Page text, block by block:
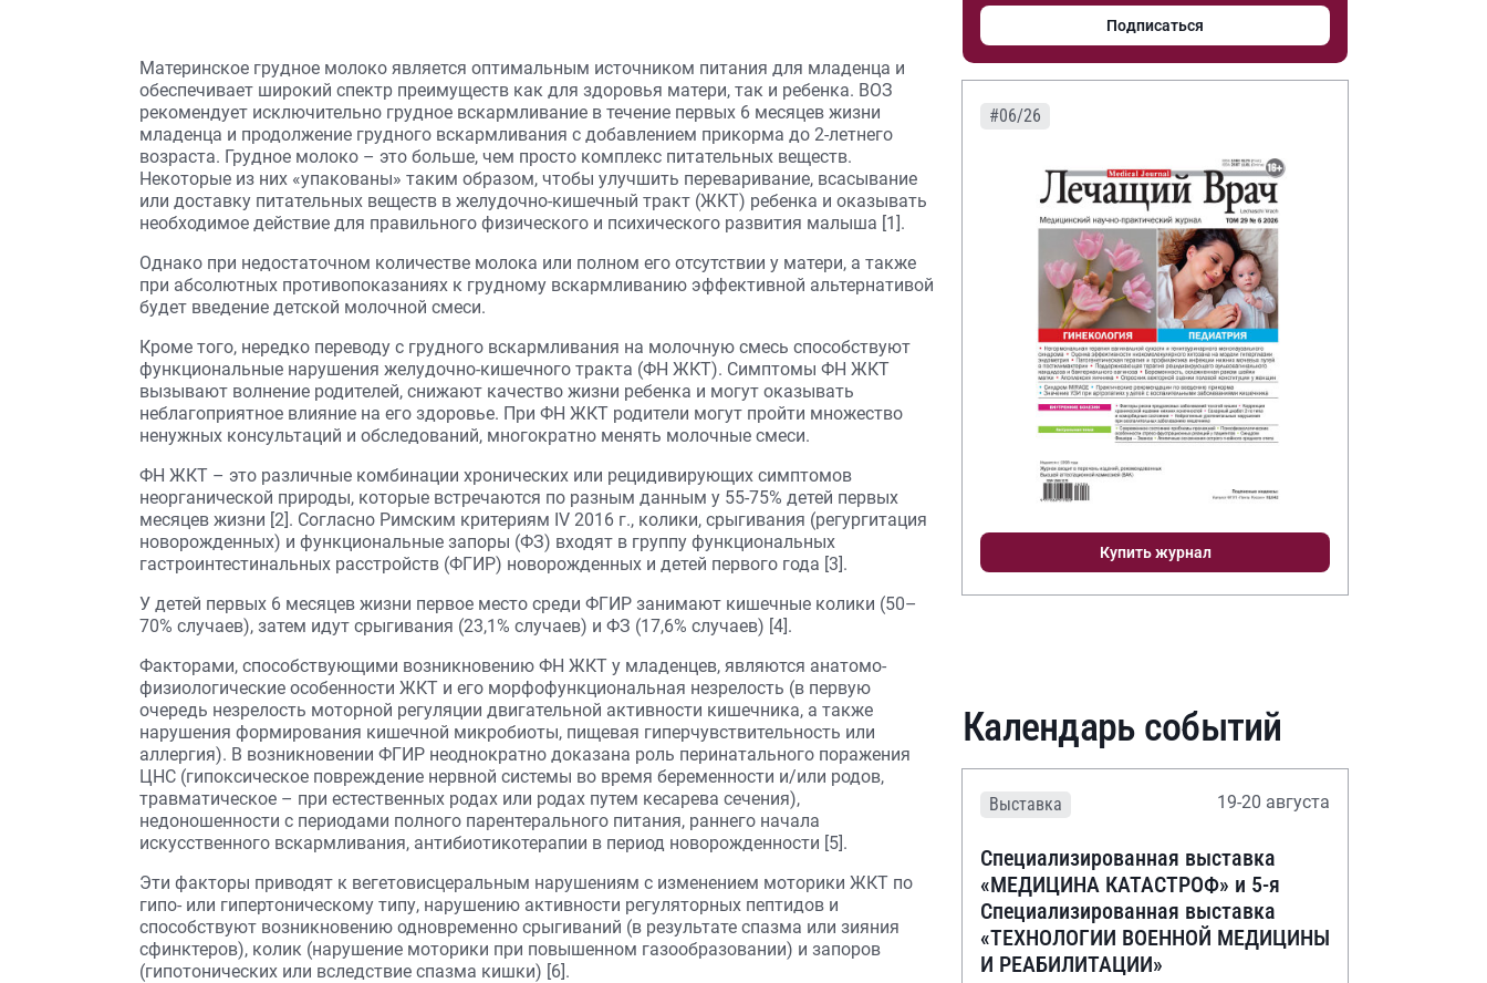
Материнское грудное молоко является оптимальным источником питания для младенца и
обеспечивает широкий спектр преимуществ как для здоровья матери, так и ребенка. ВОЗ
рекомендует исключительно грудное вскармливание в течение первых 6 месяцев жизни
младенца и продолжение грудного вскармливания с добавлением прикорма до 2-летнего
возраста. Грудное молоко – это больше, чем просто комплекс питательных веществ.
Некоторые из них «упакованы» таким образом, чтобы улучшить переваривание, всасывание
или доставку питательных веществ в желудочно-кишечный тракт (ЖКТ) ребенка и оказывать
необходимое действие для правильного физического и психического развития малыша [1].
Однако при недостаточном количестве молока или полном его отсутствии у матери, а также
при абсолютных противопоказаниях к грудному вскармливанию эффективной альтернативой
будет введение детской молочной смеси.
Кроме того, нередко переводу с грудного вскармливания на молочную смесь способствуют
функциональные нарушения желудочно-кишечного тракта (ФН ЖКТ). Симптомы ФН ЖКТ
вызывают волнение родителей, снижают качество жизни ребенка и могут оказывать
неблагоприятное влияние на его здоровье. При ФН ЖКТ родители могут пройти множество
ненужных консультаций и обследований, многократно менять молочные смеси.
ФН ЖКТ – это различные комбинации хронических или рецидивирующих симптомов
неорганической природы, которые встречаются по разным данным у 55-75% детей первых
месяцев жизни [2]. Согласно Римским критериям IV 2016 г., колики, срыгивания (регургитация
новорожденных) и функциональные запоры (ФЗ) входят в группу функциональных
гастроинтестинальных расстройств (ФГИР) новорожденных и детей первого года [3].
У детей первых 6 месяцев жизни первое место среди ФГИР занимают кишечные колики (50–
70% случаев), затем идут срыгивания (23,1% случаев) и ФЗ (17,6% случаев) [4].
Факторами, способствующими возникновению ФН ЖКТ у младенцев, являются анатомо-
физиологические особенности ЖКТ и его морфофункциональная незрелость (в первую
очередь незрелость моторной регуляции двигательной активности кишечника, а также
нарушения формирования кишечной микробиоты, пищевая гиперчувствительность или
аллергия). В возникновении ФГИР неоднократно доказана роль перинатального поражения
ЦНС (гипоксическое повреждение нервной системы во время беременности и/или родов,
травматическое – при естественных родах или родах путем кесарева сечения),
недоношенности с периодами полного парентерального питания, раннего начала
искусственного вскармливания, антибиотикотерапии в период новорожденности [5].
Эти факторы приводят к вегетовисцеральным нарушениям с изменением моторики ЖКТ по
гипо- или гипертоническому типу, нарушению активности регуляторных пептидов и
способствуют возникновению одновременно срыгиваний (в результате спазма или зияния
сфинктеров), колик (нарушение моторики при повышенном газообразовании) и запоров
(гипотонических или вследствие спазма кишки) [6].
Подписаться
#06/26
Купить журнал
Календарь событий
Выставка 19-20 августа
Специализированная выставка
«МЕДИЦИНА КАТАСТРОФ» и 5-я
Специализированная выставка
«ТЕХНОЛОГИИ ВОЕННОЙ МЕДИЦИНЫ
И РЕАБИЛИТАЦИИ»